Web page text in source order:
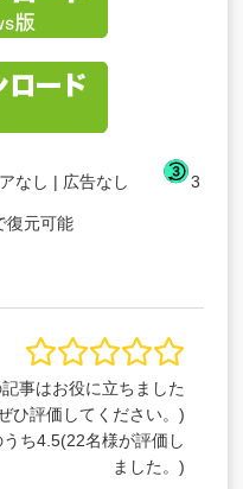
アなし | 広告なし 3
復元可能
事はお役に立ちました
ひ評価してください。)
ち4.5(22名様が評価し
ました。)